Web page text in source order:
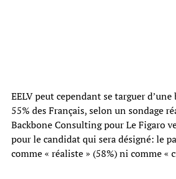
EELV peut cependant se targuer
55% des Français, selon un sondage
Backbone Consulting pour Le Figaro
pour le candidat qui sera désigné: le
comme « réaliste » (58%) ni comme «